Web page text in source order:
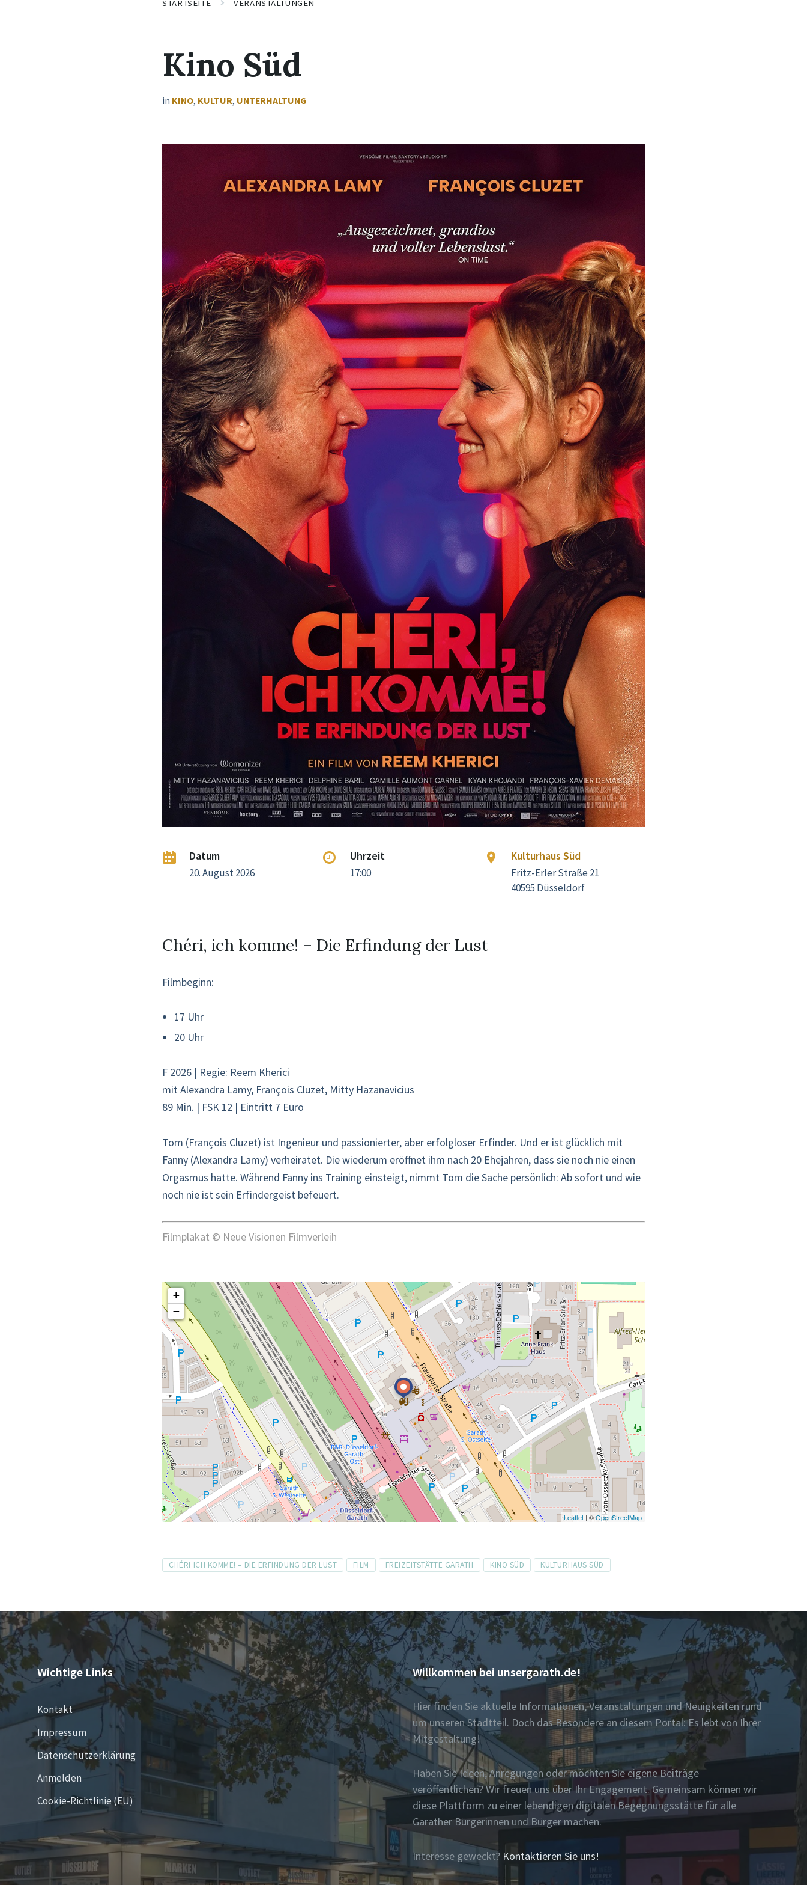
STARTSEITE VERANSTALTUNGEN
Kino Süd
in KINO, KULTUR, UNTERHALTUNG
Datum
20. August 2026
Uhrzeit
17:00
Kulturhaus Süd
Fritz-Erler Straße 21
40595 Düsseldorf
Chéri, ich komme! – Die Erfindung der Lust
Filmbeginn:
17 Uhr
20 Uhr
F 2026 | Regie: Reem Kherici
mit Alexandra Lamy, François Cluzet, Mitty Hazanavicius
89 Min. | FSK 12 | Eintritt 7 Euro
Tom (François Cluzet) ist Ingenieur und passionierter, aber erfolgloser Erfinder. Und er ist glücklich mit
Fanny (Alexandra Lamy) verheiratet. Die wiederum eröffnet ihm nach 20 Ehejahren, dass sie noch nie einen
Orgasmus hatte. Während Fanny ins Training einsteigt, nimmt Tom die Sache persönlich: Ab sofort und wie
noch nie ist sein Erfindergeist befeuert.
Filmplakat © Neue Visionen Filmverleih
+
−
Leaflet| ©OpenStreetMap
Tags
CHÉRI ICH KOMME! – DIE ERFINDUNG DER LUST FILM FREIZEITSTÄTTE GARATH KINO SÜD KULTURHAUS SÜD
Wichtige Links
Kontakt
Impressum
Datenschutzerklärung
Anmelden
Cookie-Richtlinie (EU)
Willkommen bei unsergarath.de!
Hier finden Sie aktuelle Informationen, Veranstaltungen und Neuigkeiten rund
um unseren Stadtteil. Doch das Besondere an diesem Portal: Es lebt von Ihrer
Mitgestaltung!
Haben Sie Ideen, Anregungen oder möchten Sie eigene Beiträge
veröffentlichen? Wir freuen uns über Ihr Engagement. Gemeinsam können wir
diese Plattform zu einer lebendigen digitalen Begegnungsstätte für alle
Garather Bürgerinnen und Bürger machen.
Interesse geweckt? Kontaktieren Sie uns!